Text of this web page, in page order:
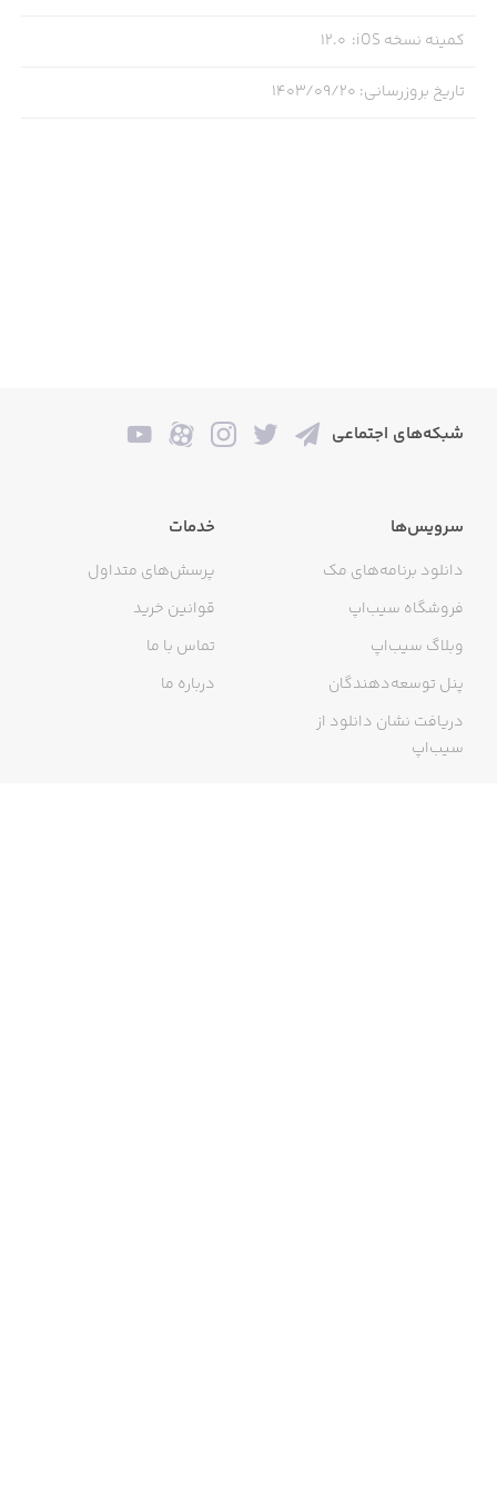
https://support.pingpongfury.com
کمینه نسخه iOS :
12.0
تاریخ بروزرسانی: ۱۴۰۳/۰۹/۲۰
شبکه‌های اجتماعی
سرویس‌ها
دانلود برنامه‌های مک
فروشگاه سیب‌اپ
وبلاگ سیب‌اپ
پنل توسعه‌دهندگان
دریافت نشان دانلود از
سیب‌اپ
خدمات
پرسش‌های متداول
قوانین خرید
تماس با ما
درباره ما